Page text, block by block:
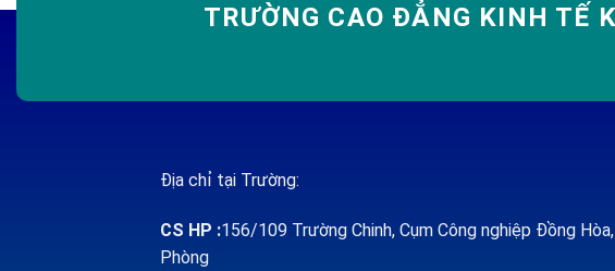
TRƯỜNG CAO ĐẲNG KINH TẾ
Địa chỉ tại Trường:
CS HP :156/109 Trường Chinh, Cụm Công nghiệp Đồng
Phòng